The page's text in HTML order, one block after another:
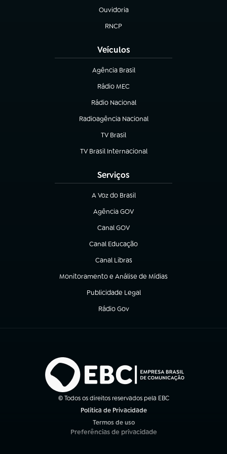
Ouvidoria
(abre em nova aba)
RNCP
(abre em nova aba)
Veículos
Agência Brasil
(abre em nova aba)
Rádio MEC
(abre em nova aba)
Rádio Nacional
Radioagência Nacional
(abre em nova aba)
TV Brasil
(abre em nova aba)
TV Brasil Internacional
(abre em nova aba)
Serviços
A Voz do Brasil
(abre em nova aba)
Agência GOV
(abre em nova aba)
Canal GOV
(abre em nova aba)
Canal Educação
(abre em nova aba)
Canal Libras
(abre em nova aba)
Monitoramento e Análise de Mídias
(abre em nova aba)
Publicidade Legal
(abre em nova aba)
Rádio Gov
(abre em nova aba)
© Todos os direitos reservados pela EBC
Política de Privacidade
Termos de uso
(abre em nova aba)
Preferências de privacidade